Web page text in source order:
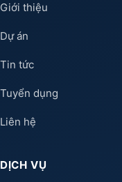
Giới thiệu
Dự án
Tin tức
Tuyển dụng
Liên hệ
DỊCH VỤ